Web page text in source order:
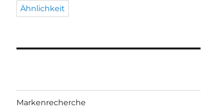
Ähnlichkeit
Markenrecherche